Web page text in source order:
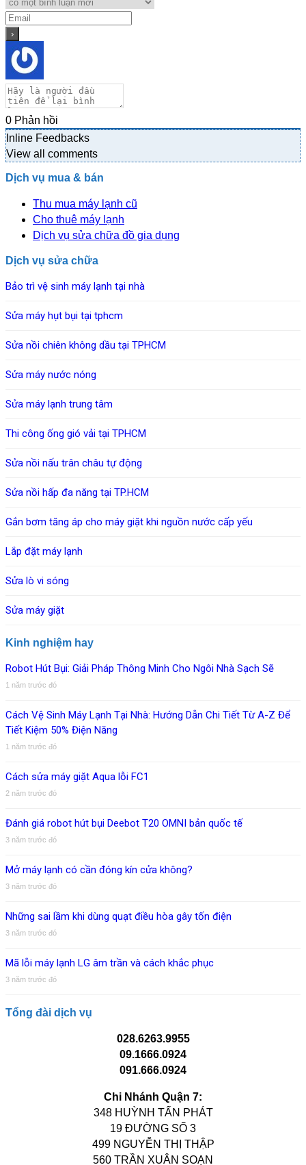
0 Phản hồi
Inline Feedbacks
View all comments
Dịch vụ mua & bán
Thu mua máy lạnh cũ
Cho thuê máy lạnh
Dịch vụ sửa chữa đồ gia dụng
Dịch vụ sửa chữa
Bảo trì vệ sinh máy lạnh tại nhà
Sửa máy hụt bụi tại tphcm
Sửa nồi chiên không dầu tại TPHCM
Sửa máy nước nóng
Sửa máy lạnh trung tâm
Thi công ống gió vải tại TPHCM
Sửa nồi nấu trân châu tự động
Sửa nồi hấp đa năng tại TP.HCM
Gắn bơm tăng áp cho máy giặt khi nguồn nước cấp yếu
Lắp đặt máy lạnh
Sửa lò vi sóng
Sửa máy giặt
Kinh nghiệm hay
Robot Hút Bụi: Giải Pháp Thông Minh Cho Ngôi Nhà Sạch Sẽ
1 năm trước đó
Cách Vệ Sinh Máy Lạnh Tại Nhà: Hướng Dẫn Chi Tiết Từ A-Z Để
Tiết Kiệm 50% Điện Năng
1 năm trước đó
Cách sửa máy giặt Aqua lỗi FC1
2 năm trước đó
Đánh giá robot hút bụi Deebot T20 OMNI bản quốc tế
3 năm trước đó
Mở máy lạnh có cần đóng kín cửa không?
3 năm trước đó
Những sai lầm khi dùng quạt điều hòa gây tốn điện
3 năm trước đó
Mã lỗi máy lạnh LG âm trần và cách khắc phục
3 năm trước đó
Tổng đài dịch vụ
028.6263.9955
09.1666.0924
091.666.0924
Chi Nhánh Quận 7:
348 HUỲNH TẤN PHÁT
19 ĐƯỜNG SỐ 3
499 NGUYỄN THỊ THẬP
560 TRẦN XUÂN SOẠN